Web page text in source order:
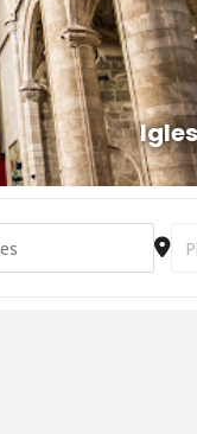
Hellín. [Fd3AQ5brW]